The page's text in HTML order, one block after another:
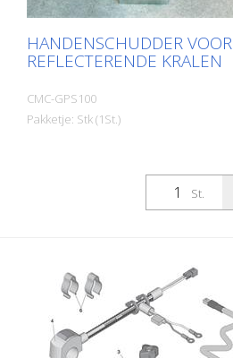
HANDENSCHUDDER VOOR
REFLECTERENDE KRALEN
CMC-GPS100
Pakketje: Stk (1St.)
St.